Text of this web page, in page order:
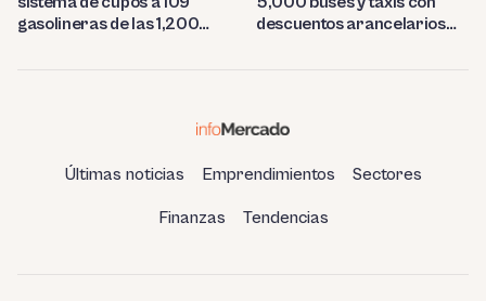
gasolineras de las 1,200
descuentos arancelarios
Últimas noticias Emprendimientos Sectores
Finanzas Tendencias